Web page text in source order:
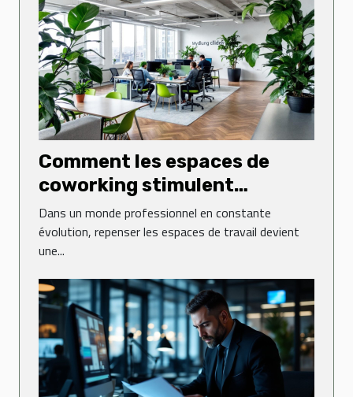
Comment les espaces de
coworking stimulent
l'innovation en entreprise ?
Dans un monde professionnel en constante
évolution, repenser les espaces de travail devient
une...